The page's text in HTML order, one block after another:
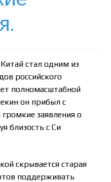
плохо приживаются
стал одним из
российского
полномасштабной
он прибыл с
заявления о
близость с Си
скрывается старая
поддерживать